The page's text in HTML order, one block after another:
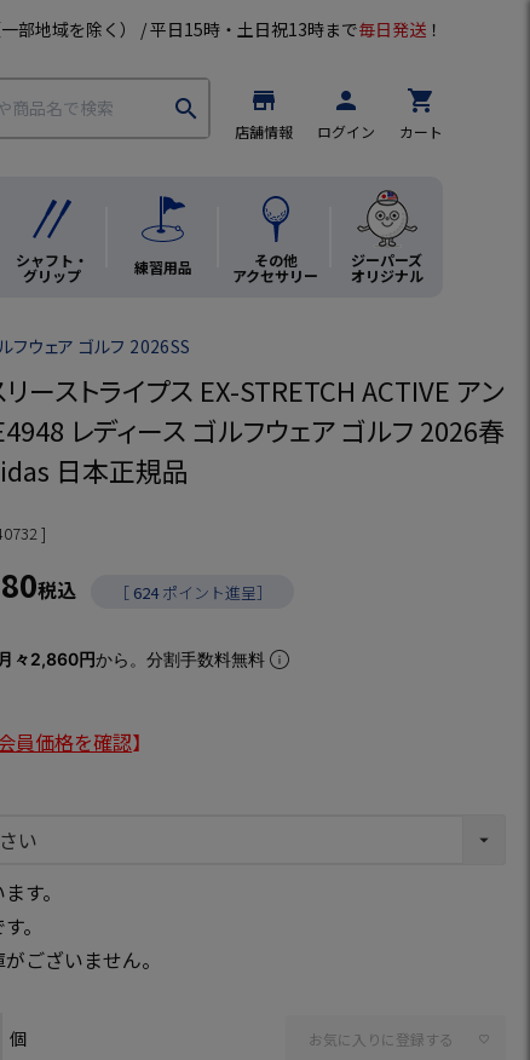
一部地域を除く） / 平日15時・土日祝13時まで毎日発送 ！
search store
店舗情報
person
ログイン
shopping_cart
カート
シャフト・
グリップ 練習用品 その他
アクセサリー
ジーパーズ
オリジナル
フウェア ゴルフ 2026SS
リーストライプス EX-STRETCH ACTIVE アン
レディース ゴルフウェア ゴルフ 2026春
日本正規品
税込 ［ 624 ポイント進呈］
月々2,860円から。分割手数料無料
員価格を確認】
す。
。
ございません。
お気に入りに登録する